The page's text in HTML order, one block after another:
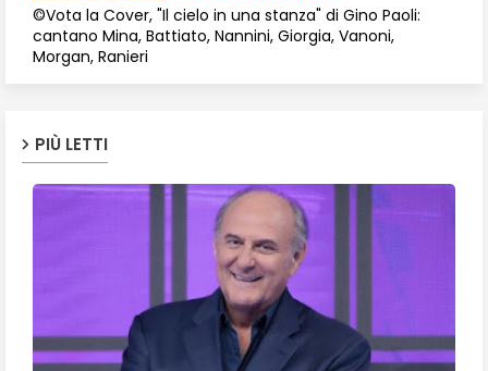
©Vota la Cover, "Il cielo in una stanza" di Gino Paoli:
cantano Mina, Battiato, Nannini, Giorgia, Vanoni,
Morgan, Ranieri
PIÙ LETTI